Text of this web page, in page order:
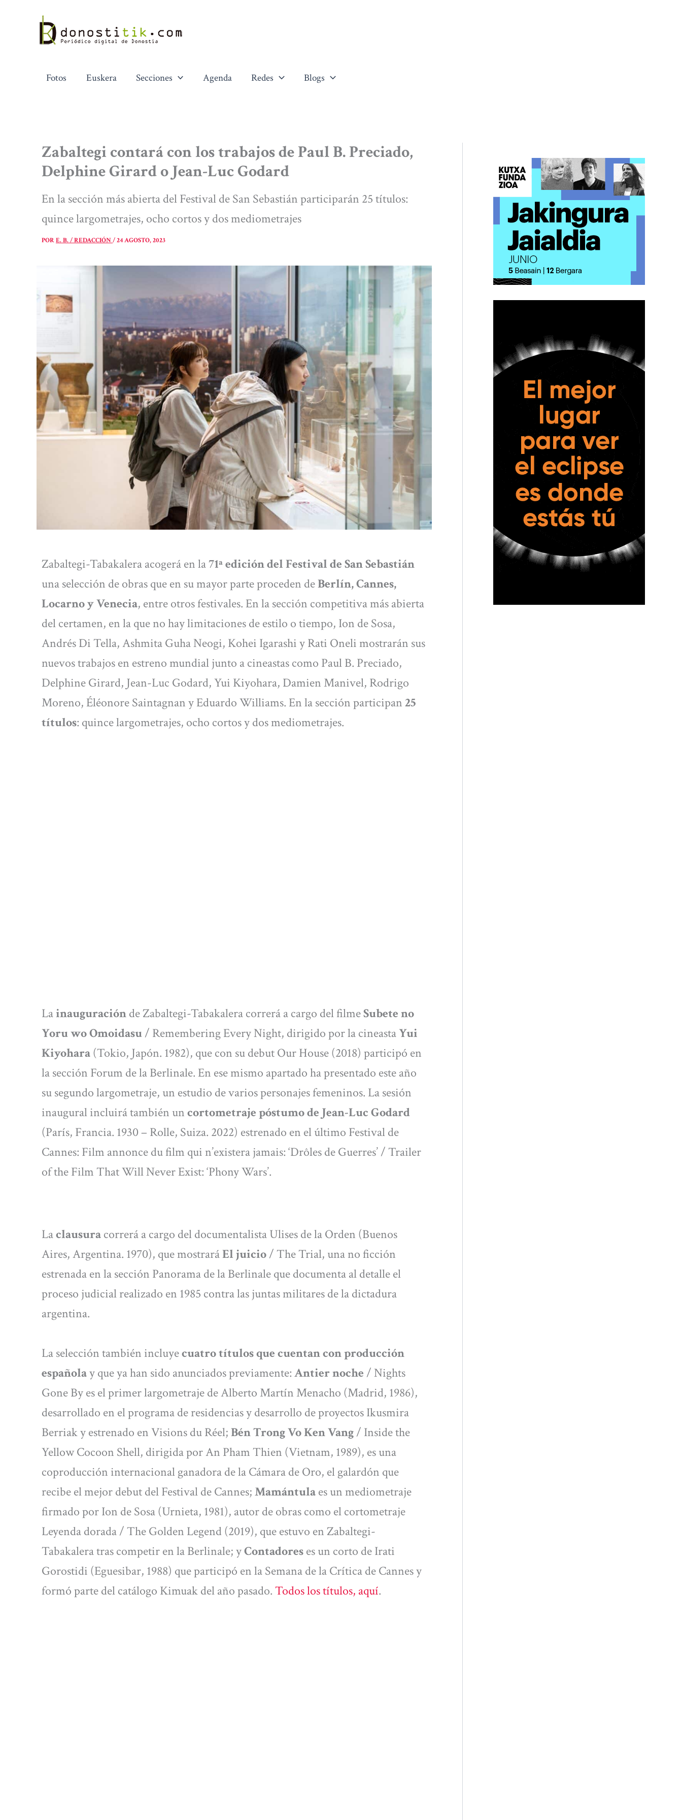
contenido
Fotos Euskera Secciones Agenda Redes Blogs
Zabaltegi contará con los trabajos de Paul B. Preciado,
Delphine Girard o Jean-Luc Godard
En la sección más abierta del Festival de San Sebastián participarán 25 títulos:
quince largometrajes, ocho cortos y dos mediometrajes
PORE. B. / REDACCIÓN/24 AGOSTO, 2023
Zabaltegi-Tabakalera acogerá en la71ª edición del Festival de San Sebastián
una selección de obras que en su mayor parte proceden deBerlín, Cannes,
Locarno y Venecia, entre otros festivales. En la sección competitiva más abierta
del certamen, en la que no hay limitaciones de estilo o tiempo, Ion de Sosa,
Andrés Di Tella, Ashmita Guha Neogi, Kohei Igarashi y Rati Oneli mostrarán sus
nuevos trabajos en estreno mundial junto a cineastas como Paul B. Preciado,
Delphine Girard, Jean-Luc Godard, Yui Kiyohara, Damien Manivel, Rodrigo
Moreno, Éléonore Saintagnan y Eduardo Williams. En la sección participan25
títulos: quince largometrajes, ocho cortos y dos mediometrajes.
Lainauguraciónde Zabaltegi-Tabakalera correrá a cargo del filmeSubete no
Yoru wo Omoidasu/ Remembering Every Night, dirigido por la cineastaYui
Kiyohara(Tokio, Japón. 1982), que con su debut Our House (2018) participó en
la sección Forum de la Berlinale. En ese mismo apartado ha presentado este año
su segundo largometraje, un estudio de varios personajes femeninos. La sesión
inaugural incluirá también uncortometraje póstumo de Jean-Luc Godard
(París, Francia. 1930 – Rolle, Suiza. 2022) estrenado en el último Festival de
Cannes: Film annonce du film qui n’existera jamais: ‘Drôles de Guerres’ / Trailer
of the Film That Will Never Exist: ‘Phony Wars’.
Laclausuracorrerá a cargo del documentalista Ulises de la Orden (Buenos
Aires, Argentina. 1970), que mostraráEl juicio/ The Trial, una no ficción
estrenada en la sección Panorama de la Berlinale que documenta al detalle el
proceso judicial realizado en 1985 contra las juntas militares de la dictadura
argentina.
La selección también incluyecuatro títulos que cuentan con producción
españolay que ya han sido anunciados previamente:Antier noche/ Nights
Gone By es el primer largometraje de Alberto Martín Menacho (Madrid, 1986),
desarrollado en el programa de residencias y desarrollo de proyectos Ikusmira
Berriak y estrenado en Visions du Réel;Bén Trong Vo Ken Vang/ Inside the
Yellow Cocoon Shell, dirigida por An Pham Thien (Vietnam, 1989), es una
coproducción internacional ganadora de la Cámara de Oro, el galardón que
recibe el mejor debut del Festival de Cannes;Mamántulaes un mediometraje
firmado por Ion de Sosa (Urnieta, 1981), autor de obras como el cortometraje
Leyenda dorada / The Golden Legend (2019), que estuvo en Zabaltegi-
Tabakalera tras competir en la Berlinale; yContadoreses un corto de Irati
Gorostidi (Eguesibar, 1988) que participó en la Semana de la Crítica de Cannes y
formó parte del catálogo Kimuak del año pasado.Todos los títulos, aquí.